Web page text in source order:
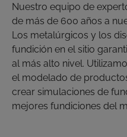
Nuestro equipo de
de más de 600 años a
Los metalúrgicos y los
fundición en el sitio
al más alto nivel.
el modelado de
crear simulaciones de
mejores fundiciones del